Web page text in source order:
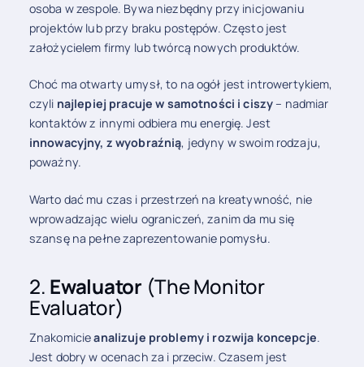
osoba w zespole. Bywa niezbędny przy inicjowaniu
projektów lub przy braku postępów. Często jest
założycielem firmy lub twórcą nowych produktów.
Choć ma otwarty umysł, to na ogół jest introwertykiem,
czyli najlepiej pracuje w samotności i ciszy– nadmiar
kontaktów z innymi odbiera mu energię. Jest
innowacyjny, z wyobraźnią, jedyny w swoim rodzaju,
poważny.
Warto dać mu czas i przestrzeń na kreatywność, nie
wprowadzając wielu ograniczeń, zanim da mu się
szansę na pełne zaprezentowanie pomysłu.
2. Ewaluator (The Monitor
Evaluator)
Znakomicieanalizuje problemy i rozwija koncepcje.
Jest dobry w ocenach za i przeciw. Czasem jest